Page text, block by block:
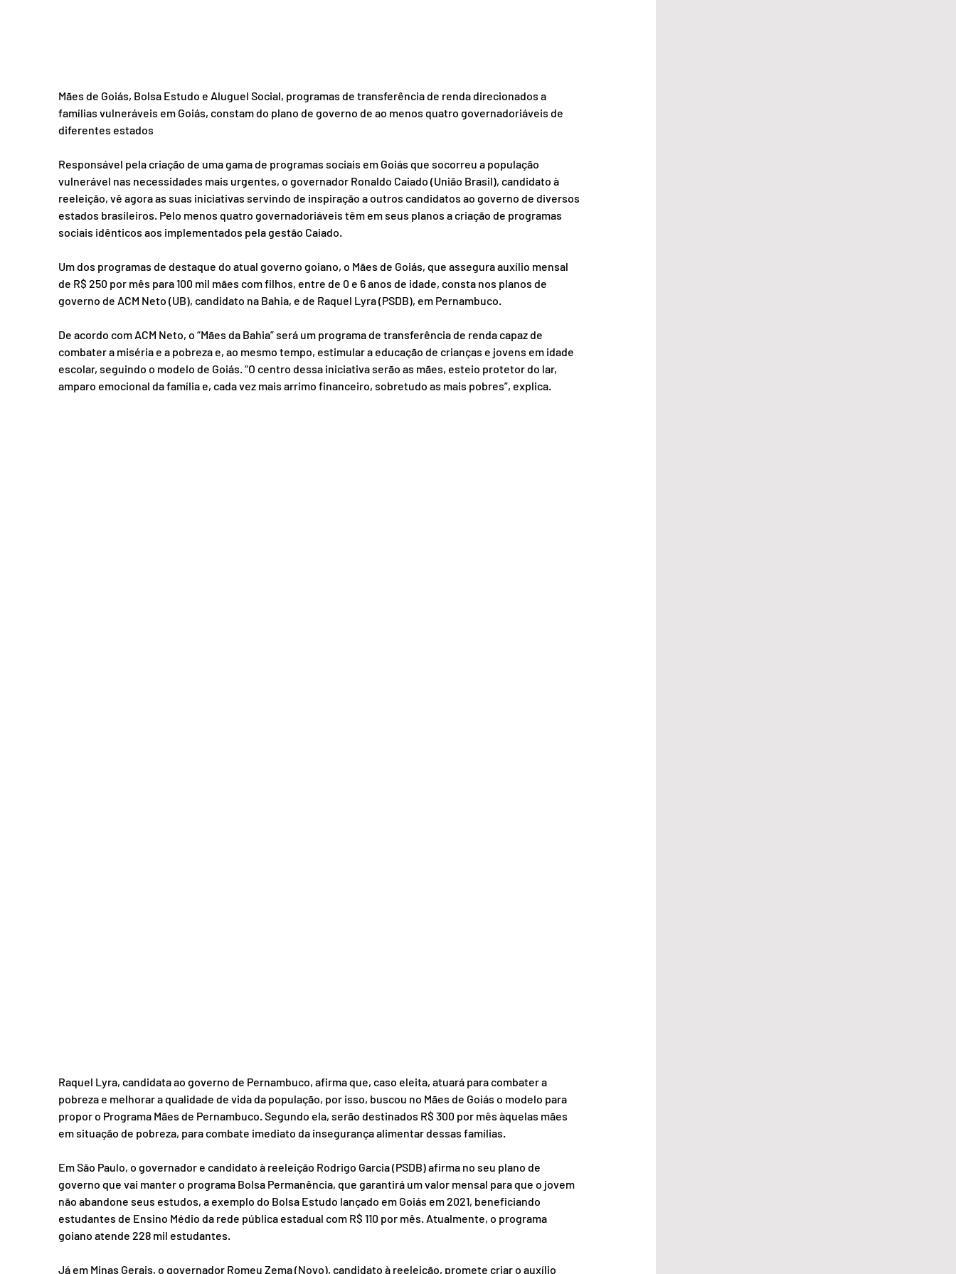
Mães de Goiás, Bolsa Estudo e Aluguel Social, programas de transferência de renda direcionados a
famílias vulneráveis em Goiás, constam do plano de governo de ao menos quatro governadoriáveis de
diferentes estados
Responsável pela criação de uma gama de programas sociais em Goiás que socorreu a população
vulnerável nas necessidades mais urgentes, o governador Ronaldo Caiado (União Brasil), candidato à
reeleição, vê agora as suas iniciativas servindo de inspiração a outros candidatos ao governo de diversos
estados brasileiros. Pelo menos quatro governadoriáveis têm em seus planos a criação de programas
sociais idênticos aos implementados pela gestão Caiado.
Um dos programas de destaque do atual governo goiano, o Mães de Goiás, que assegura auxílio mensal
de R$ 250 por mês para 100 mil mães com filhos, entre de 0 e 6 anos de idade, consta nos planos de
governo de ACM Neto (UB), candidato na Bahia, e de Raquel Lyra (PSDB), em Pernambuco.
De acordo com ACM Neto, o “Mães da Bahia” será um programa de transferência de renda capaz de
combater a miséria e a pobreza e, ao mesmo tempo, estimular a educação de crianças e jovens em idade
escolar, seguindo o modelo de Goiás. “O centro dessa iniciativa serão as mães, esteio protetor do lar,
amparo emocional da família e, cada vez mais arrimo financeiro, sobretudo as mais pobres”, explica.
Raquel Lyra, candidata ao governo de Pernambuco, afirma que, caso eleita, atuará para combater a
pobreza e melhorar a qualidade de vida da população, por isso, buscou no Mães de Goiás o modelo para
propor o Programa Mães de Pernambuco. Segundo ela, serão destinados R$ 300 por mês àquelas mães
em situação de pobreza, para combate imediato da insegurança alimentar dessas famílias.
Em São Paulo, o governador e candidato à reeleição Rodrigo Garcia (PSDB) afirma no seu plano de
governo que vai manter o programa Bolsa Permanência, que garantirá um valor mensal para que o jovem
não abandone seus estudos, a exemplo do Bolsa Estudo lançado em Goiás em 2021, beneficiando
estudantes de Ensino Médio da rede pública estadual com R$ 110 por mês. Atualmente, o programa
goiano atende 228 mil estudantes.
Já em Minas Gerais, o governador Romeu Zema (Novo), candidato à reeleição, promete criar o auxílio